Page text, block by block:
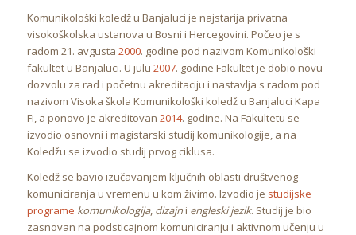
Komunikološki koledž u Banjaluci je najstarija privatna
visokoškolska ustanova u Bosni i Hercegovini. Počeo je s
radom 21. avgusta 2000. godine pod nazivom Komunikološki
fakultet u Banjaluci. U julu 2007. godine Fakultet je dobio novu
dozvolu za rad i početnu akreditaciju i nastavlja s radom pod
nazivom Visoka škola Komunikološki koledž u Banjaluci Kapa
Fi, a ponovo je akreditovan 2014. godine. Na Fakultetu se
izvodio osnovni i magistarski studij komunikologije, a na
Koledžu se izvodio studij prvog ciklusa.
Koledž se bavio izučavanjem ključnih oblasti društvenog
komuniciranja u vremenu u kom živimo. Izvodio je studijske
programe komunikologija, dizajni engleski jezik. Studij je bio
zasnovan na podsticajnom komuniciranju i aktivnom učenju u